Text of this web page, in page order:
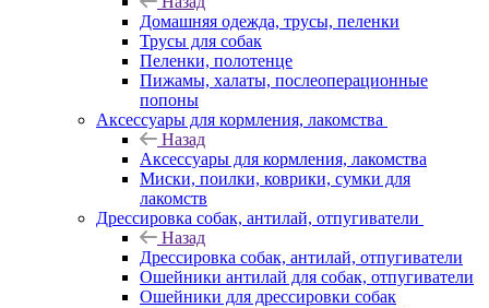
Домашняя одежда, трусы, пеленки
Трусы для собак
Пеленки, полотенце
Пижамы, халаты, послеоперационные
попоны
Аксессуары для кормления, лакомства
Назад
Аксессуары для кормления, лакомства
Миски, поилки, коврики, сумки для
лакомств
Дрессировка собак, антилай, отпугиватели
Назад
Дрессировка собак, антилай, отпугиватели
Ошейники антилай для собак, отпугиватели
Ошейники для дрессировки собак